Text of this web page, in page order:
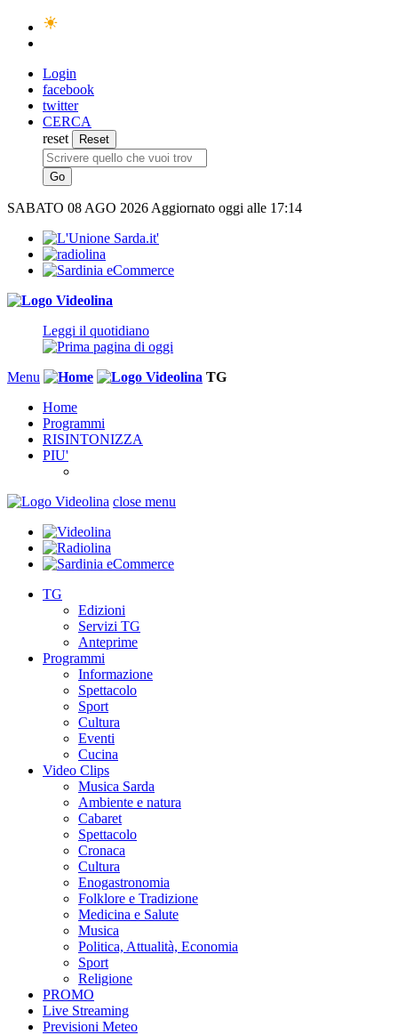
Login
facebook
twitter
CERCA
reset
SABATO 08 AGO 2026 Aggiornato oggi alle 17:14
Leggi il quotidiano
Menu
TG
Home
Programmi
RISINTONIZZA
PIU'
close menu
TG
Edizioni
Servizi TG
Anteprime
Programmi
Informazione
Spettacolo
Sport
Cultura
Eventi
Cucina
Video Clips
Musica Sarda
Ambiente e natura
Cabaret
Spettacolo
Cronaca
Cultura
Enogastronomia
Folklore e Tradizione
Medicina e Salute
Musica
Politica, Attualità, Economia
Sport
Religione
PROMO
Live Streaming
Previsioni Meteo